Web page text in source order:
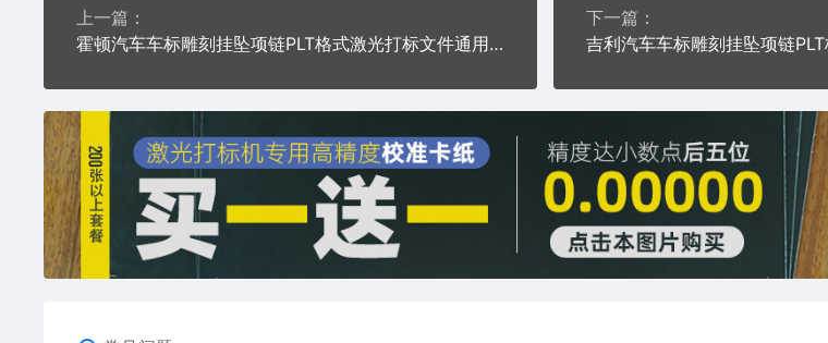
上一篇：
霍顿汽车车标雕刻挂坠项链PLT格式激光打标文件通用矢量图
下一篇：